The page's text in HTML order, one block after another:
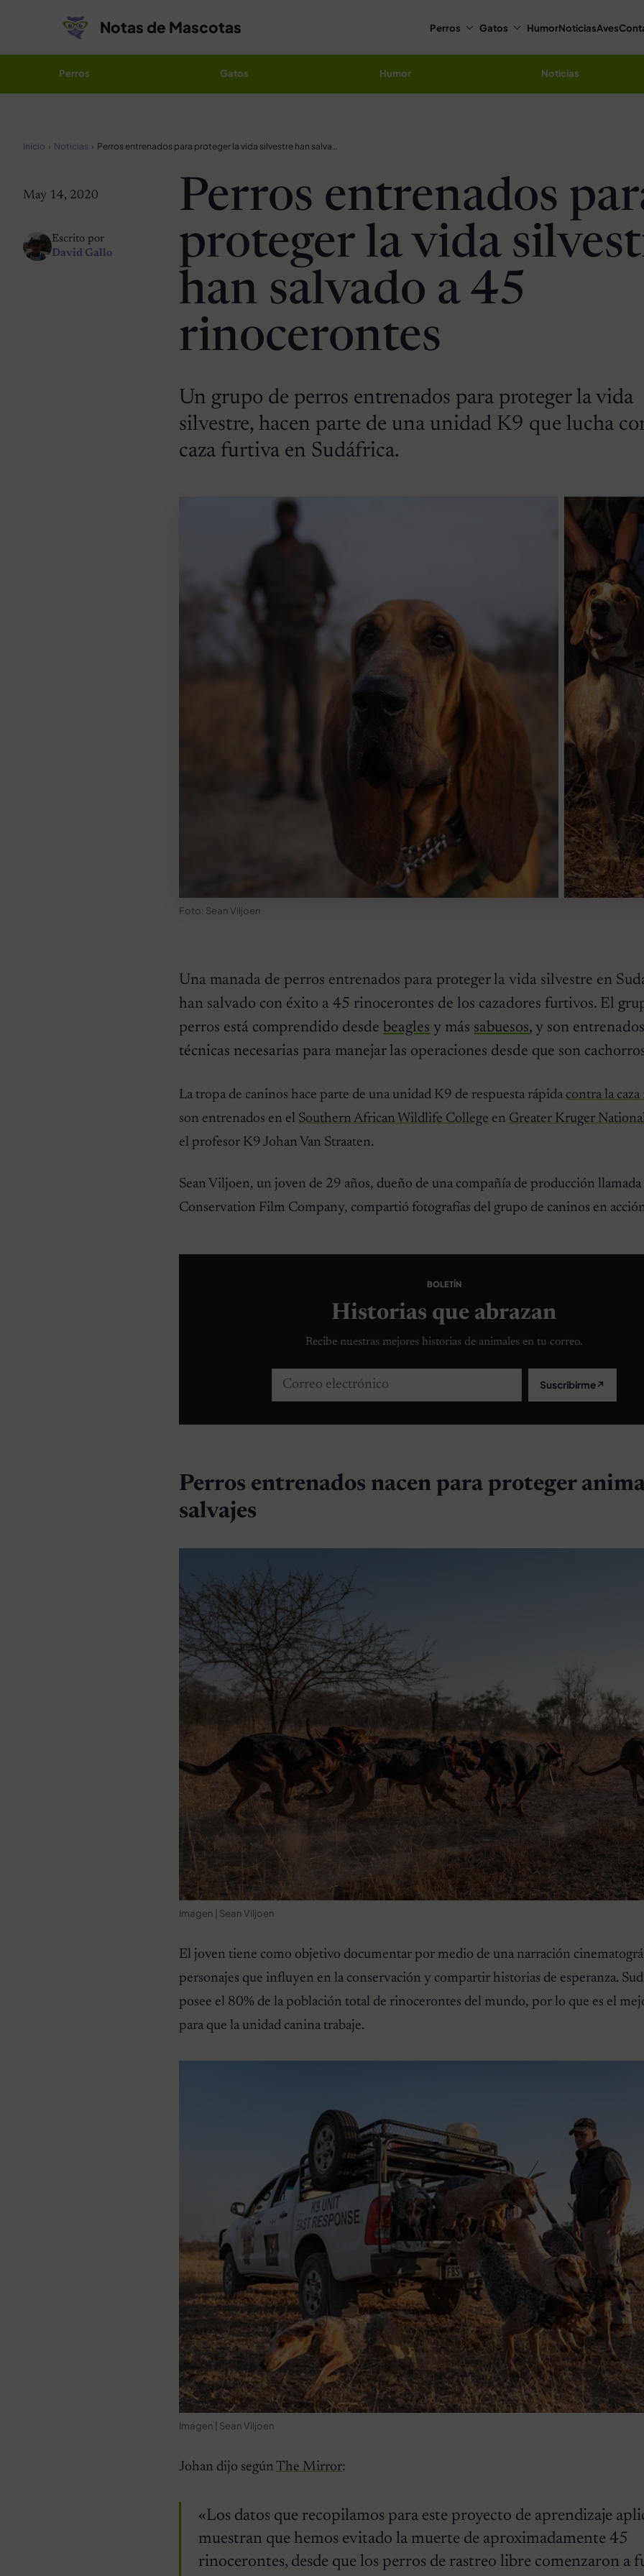
Notas de Mascotas Perros Gatos HumorNoticiasAves
Perros Gatos Humor Noticias
Inicio Noticias Perros entrenados para proteger la vida silvestre han salvado a 45 rinocerontes
May 14, 2020
Escrito por
David Gallo
Perros entrenados
proteger la vida
han salvado a 45
rinocerontes
Un grupo de perros entrenados para proteger la vida
silvestre, hacen parte de una unidad K9 que lucha
caza furtiva en Sudáfrica.
Foto: Sean Viljoen
Una manada de perros entrenados para proteger la vida silvestre en
han salvado con éxito a 45 rinocerontes de los cazadores furtivos. El
perros está comprendido desde beagles y más sabuesos, y son
técnicas necesarias para manejar las operaciones desde que son
La tropa de caninos hace parte de una unidad K9 de respuesta rápida contra la
son entrenados en el Southern African Wildlife College en Greater Kruger
el profesor K9 Johan Van Straaten.
Sean Viljoen, un joven de 29 años, dueño de una compañía de producción llamada
Conservation Film Company, compartió fotografías del grupo de caninos en
BOLETÍN
Historias que abrazan
Recibe nuestras mejores historias de animales en tu correo.
Correo electrónico Suscribirme↗
Perros entrenados nacen para proteger
salvajes
Imagen | Sean Viljoen
El joven tiene como objetivo documentar por medio de una narración
personajes que influyen en la conservación y compartir historias de esperanza.
posee el 80% de la población total de rinocerontes del mundo, por lo que es el
para que la unidad canina trabaje.
Imagen | Sean Viljoen
Johan dijo segúnThe Mirror:
«Los datos que recopilamos para este proyecto de aprendizaje
muestran que hemos evitado la muerte de aproximadamente 45
rinocerontes, desde que los perros de rastreo libre comenzaron a